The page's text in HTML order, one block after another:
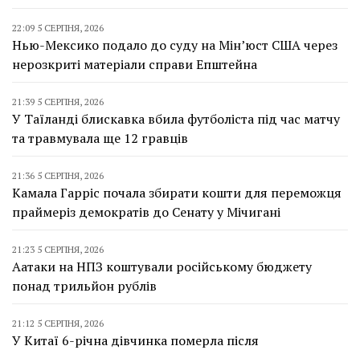
22:09 5 СЕРПНЯ, 2026
Нью-Мексико подало до суду на Мін’юст США через
нерозкриті матеріали справи Епштейна
21:39 5 СЕРПНЯ, 2026
У Таїланді блискавка вбила футболіста під час матчу
та травмувала ще 12 гравців
21:36 5 СЕРПНЯ, 2026
Камала Гарріс почала збирати кошти для переможця
праймеріз демократів до Сенату у Мічигані
21:23 5 СЕРПНЯ, 2026
Аатаки на НПЗ коштували російському бюджету
понад трильйон рублів
21:12 5 СЕРПНЯ, 2026
У Китаї 6-річна дівчинка померла після